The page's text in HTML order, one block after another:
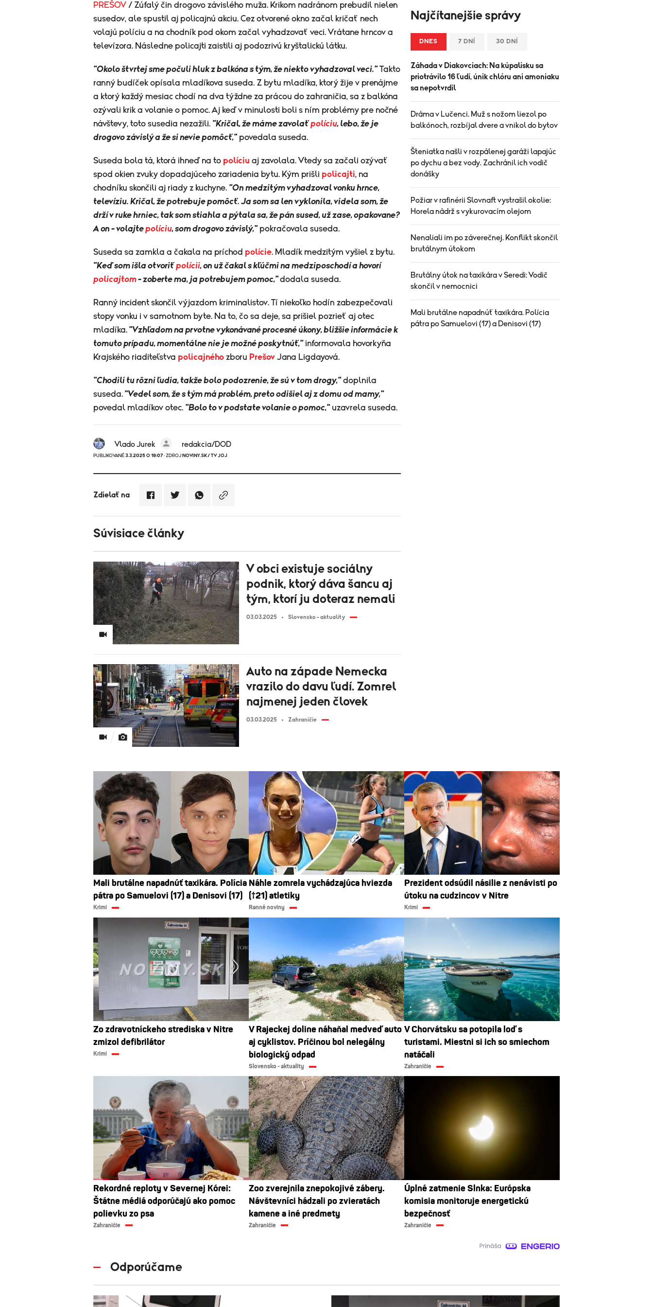
PREŠOV / Zúfalý čin drogovo závislého muža. Krikom nadránom prebudil nielen
susedov, ale spustil aj policajnú akciu. Cez otvorené okno začal kričať nech
volajú políciu a na chodník pod okom začal vyhadzovať veci. Vrátane hrncov a
televízora. Následne policajti zaistili aj podozrivú kryštalickú látku.
"Okolo štvrtej sme počuli hluk z balkóna s tým, že niekto vyhadzoval veci."Takto
ranný budíček opísala mladíkova suseda. Z bytu mladíka, ktorý žije v prenájme
a ktorý každý mesiac chodí na dva týždne za prácou do zahraničia, sa z balkóna
ozývali krik a volanie o pomoc. Aj keď v minulosti boli s ním problémy pre nočné
návštevy, toto susedia nezažili. "Kričal, že máme zavolaťpolíciu, lebo, že je
drogovo závislý a že si nevie pomôcť,"povedala suseda.
Suseda bola tá, ktorá ihneď na to políciu aj zavolala. Vtedy sa začali ozývať
spod okien zvuky dopadajúceho zariadenia bytu. Kým prišli policajti, na
chodníku skončili aj riady z kuchyne. "On medzitým vyhadzoval vonku hrnce,
televíziu. Kričal, že potrebuje pomôcť. Ja som sa len vyklonila, videla som, že
drží v ruke hrniec, tak som stiahla a pýtala sa, že pán sused, už zase, opakovane?
A on - volajtepolíciu, som drogovo závislý," pokračovala suseda.
Suseda sa zamkla a čakala na príchod polície. Mladík medzitým vyšiel z bytu.
"Keď som išla otvoriťpolícii, on už čakal s kľúčmi na medziposchodí a hovorí
policajtom- zoberte ma, ja potrebujem pomoc,"dodala suseda.
Ranný incident skončil výjazdom kriminalistov. Tí niekoľko hodín zabezpečovali
stopy vonku i v samotnom byte. Na to, čo sa deje, sa prišiel pozrieť aj otec
mladíka. "Vzhľadom na prvotne vykonávané procesné úkony, bližšie informácie k
tomuto prípadu, momentálne nie je možné poskytnúť," informovala hovorkyňa
Krajského riaditeľstva policajného zboru Prešov Jana Ligdayová.
"Chodili tu rôzni ľudia, takže bolo podozrenie, že sú v tom drogy," doplnila
suseda. "Vedel som, že s tým má problém, preto odišiel aj z domu od mamy,"
povedal mladíkov otec. "Bolo to v podstate volanie o pomoc," uzavrela suseda.
Vlado Jurek redakcia/DOD
PUBLIKOVANÉ 3.3.2025 O 19:07 · ZDROJ NOVINY.SK/ TV JOJ
Zdielať na
Súvisiace články
V obci existuje sociálny
podnik, ktorý dáva šancu aj
tým, ktorí ju doteraz nemali
03.03.2025 Slovensko - aktuality
Auto na západe Nemecka
vrazilo do davu ľudí. Zomrel
najmenej jeden človek
03.03.2025 Zahraničie
Najčítanejšie správy
DNES 7 DNÍ 30 DNÍ
Záhada v Diakovciach: Na kúpalisku sa
priotrávilo 16 ľudí, únik chlóru ani amoniaku
sa nepotvrdil
Dráma v Lučenci. Muž s nožom liezol po
balkónoch, rozbíjal dvere a vnikol do bytov
Šteniatka našli v rozpálenej garáži lapajúc
po dychu a bez vody. Zachránil ich vodič
donášky
Požiar v rafinérii Slovnaft vystrašil okolie:
Horela nádrž s vykurovacím olejom
Nenaliali im po záverečnej. Konflikt skončil
brutálnym útokom
Brutálny útok na taxikára v Seredi: Vodič
skončil v nemocnici
Mali brutálne napadnúť taxikára. Polícia
pátra po Samuelovi (17) a Denisovi (17)
Mali brutálne napadnúť taxikára. Polícia
pátra po Samuelovi (17) a Denisovi (17)
Krimi
Náhle zomrela vychádzajúca hviezda
(†21) atletiky
Ranné noviny
Prezident odsúdil násilie z nenávisti po
útoku na cudzincov v Nitre
Krimi
Zo zdravotníckeho strediska v Nitre
zmizol defibrilátor
Krimi
V Rajeckej doline náhaňal medveď auto
aj cyklistov. Príčinou bol nelegálny
biologický odpad
Slovensko - aktuality
V Chorvátsku sa potopila loď s
turistami. Miestni si ich so smiechom
natáčali
Zahraničie
Rekordné reploty v Severnej Kórei:
Štátne médiá odporúčajú ako pomoc
polievku zo psa
Zahraničie
Zoo zverejnila znepokojivé zábery.
Návštevníci hádzali po zvieratách
kamene a iné predmety
Zahraničie
Úplné zatmenie Slnka: Európska
komisia monitoruje energetickú
bezpečnosť
Zahraničie
Odporúčame